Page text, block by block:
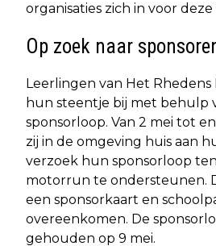
organisaties zich in voor
Op zoek naar
Leerlingen van Het
hun steentje bij met behulp
sponsorloop. Van 2 mei tot
zij in de omgeving huis aan
verzoek hun sponsorloop
motorrun te ondersteunen.
een sponsorkaart en
overeenkomen. De
gehouden op 9 mei.